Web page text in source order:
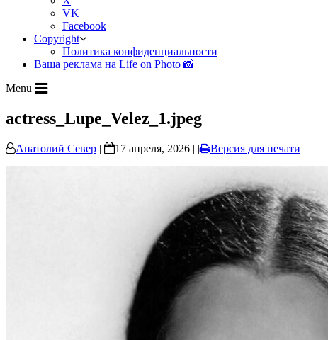
VK
Facebook
Copyright
Политика конфиденциальности
Ваша реклама на Life on Photo 📸
Menu
actress_Lupe_Velez_1.jpeg
Анатолий Север | 17 апреля, 2026 | | Версия для печати